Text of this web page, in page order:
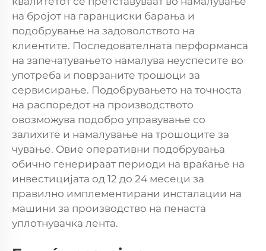
на бројот на гаранциски барања и
подобрување на задоволството на
клиентите. Последователната перформанса
на запечатувањето намалува неуспесите во
употреба и поврзаните трошоци за
сервисирање. Подобрувањето на точноста
на распоредот на производството
овозможува подобро управување со
залихите и намалување на трошоците за
чување. Овие оперативни подобрувања
обично генерираат периоди на враќање на
инвестицијата од 12 до 24 месеци за
правилно имплементирани инсталации на
машини за производство на пенаста
уплотнувачка лента.